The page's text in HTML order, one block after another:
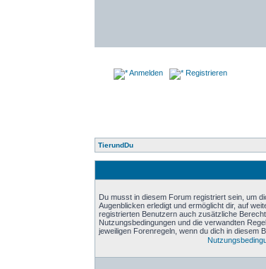
Anmelden Registrieren
TierundDu
Du musst in diesem Forum registriert sein, um
Augenblicken erledigt und ermöglicht dir, auf
registrierten Benutzern auch zusätzliche
Nutzungsbedingungen und die verwandten
jeweiligen Forenregeln, wenn du dich in diesem